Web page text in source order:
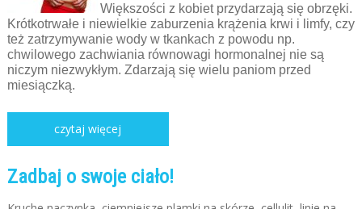
Większości z kobiet przydarzają się obrzęki.
Krótkotrwałe i niewielkie zaburzenia krążenia krwi i limfy, czy
też zatrzymywanie wody w tkankach z powodu np.
chwilowego zachwiania równowagi hormonalnej nie są
niczym niezwykłym. Zdarzają się wielu paniom przed
miesiączką.
czytaj więcej
Zadbaj o swoje ciało!